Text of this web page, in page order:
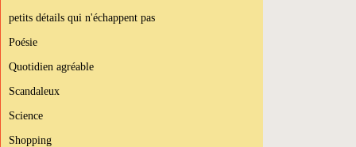
petits détails qui n'échappent pas
Poésie
Quotidien agréable
Scandaleux
Science
Shopping